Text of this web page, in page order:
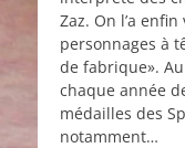
Zaz. On l’a
personnages à
de fabrique».
chaque année
médailles des
notamment…